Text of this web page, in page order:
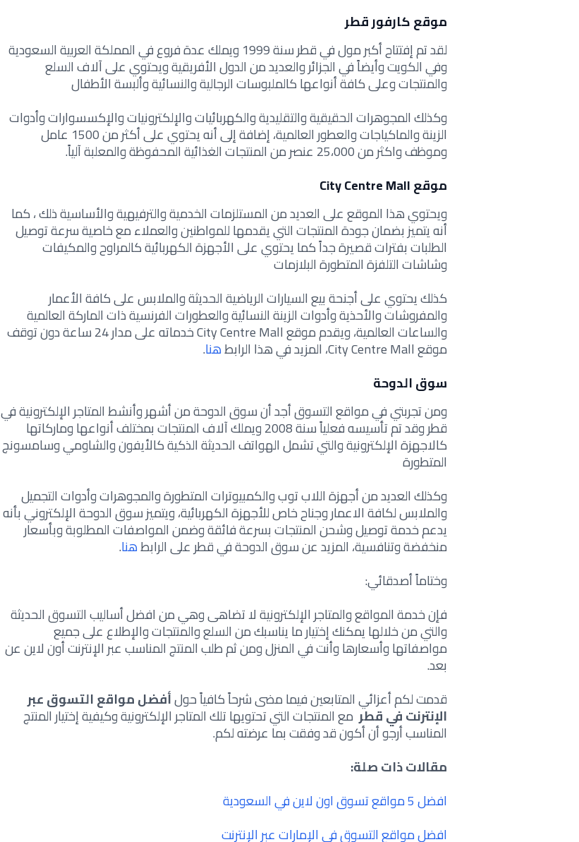
موقع كارفور قطر
لقد تم إفتتاح أكبر مول في قطر سنة 1999 ويملك عدة فروع في المملكة العربية السعودية
وفي الكويت وأيضاً في الجزائر والعديد من الدول الأفريقية ويحتوي على آلاف السلع
والمنتجات وعلى كافة أنواعها كالملبوسات الرجالية والنسائية وألبسة الأطفال
وكذلك المجوهرات الحقيقية والتقليدية والكهربائيات والإلكترونيات والإكسسوارات وأدوات
الزينة والماكياجات والعطور العالمية، إضافة إلى أنه يحتوي على أكثر من 1500 عامل
وموظف واكثر من 25،000 عنصر من المنتجات الغذائية المحفوظة والمعلبة آلياً.
موقع City Centre Mall
ويحتوي هذا الموقع على العديد من المستلزمات الخدمية والترفيهية والأساسية ذلك ، كما
أنه يتميز بضمان جودة المنتجات التي يقدمها للمواطنين والعملاء مع خاصية سرعة توصيل
الطلبات بفترات قصيرة جداً كما يحتوي على الأجهزة الكهربائية كالمراوح والمكيفات
وشاشات التلفزة المتطورة البلازمات
كذلك يحتوي على أجنحة بيع السيارات الرياضية الحديثة والملابس على كافة الأعمار
والمفروشات والأحذية وأدوات الزينة النسائية والعطورات الفرنسية ذات الماركة العالمية
والساعات العالمية، ويقدم موقع City Centre Mall خدماته على مدار 24 ساعة دون توقف
موقع City Centre Mall، المزيد في هذا الرابط هنا.
سوق الدوحة
ومن تجربتي في مواقع التسوق أجد أن سوق الدوحة من أشهر وأنشط المتاجر الإلكترونية في
قطر وقد تم تأسيسه فعلياً سنة 2008 ويملك آلاف المنتجات بمختلف أنواعها وماركاتها
كالاجهزة الإلكترونية والتي تشمل الهواتف الحديثة الذكية كالأيفون والشاومي وسامسونج
المتطورة
وكذلك العديد من أجهزة اللاب توب والكمبيوترات المتطورة والمجوهرات وأدوات التجميل
والملابس لكافة الاعمار وجناح خاص للأجهزة الكهربائية، ويتميز سوق الدوحة الإلكتروني بأنه
يدعم خدمة توصيل وشحن المنتجات بسرعة فائقة وضمن المواصفات المطلوبة وبأسعار
منخفضة وتنافسية، المزيد عن سوق الدوحة في قطر على الرابطهنا.
وختاماً أصدقائي:
فإن خدمة المواقع والمتاجر الإلكترونية لا تضاهى وهي من افضل أساليب التسوق الحديثة
والتي من خلالها يمكنك إختيار ما يناسبك من السلع والمنتجات والإطلاع على جميع
مواصفاتها وأسعارها وأنت في المنزل ومن ثم طلب المنتج المناسب عبر الإنترنت أون لاين عن
بعد.
قدمت لكم أعزائي المتابعين فيما مضى شرحاً كافياً حولأفضل مواقع التسوق عبر
الإنترنت في قطر مع المنتجات التي تحتويها تلك المتاجر الإلكترونية وكيفية إختيار المنتج
المناسب أرجو أن أكون قد وفقت بما عرضته لكم.
مقالات ذات صلة:
افضل 5 مواقع تسوق اون لاين في السعودية
افضل مواقع التسوق في الإمارات عبر الإنترنت